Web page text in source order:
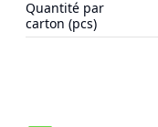
Quantité par
carton (pcs)